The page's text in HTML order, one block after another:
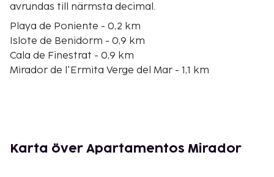
avrundas till närmsta decimal.
Playa de Poniente - 0,2 km
Islote de Benidorm - 0,9 km
Cala de Finestrat - 0,9 km
Mirador de l'Ermita Verge del Mar - 1,1 km
Las Rejas golfbana - 2,4 km
Parc d'Elx - 2,5 km
Karta över Apartamentos Mirador